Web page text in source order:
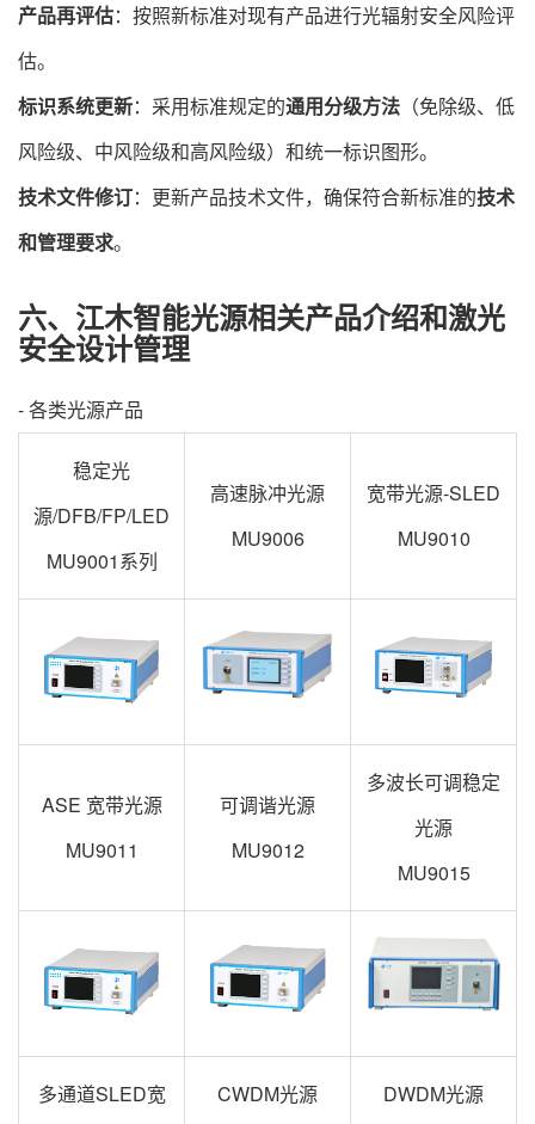
产品再评估​：按照新标准对现有产品进行光辐射安全风险评
估。
标识系统更新​：采用标准规定的通用分级方法 ​（免除级、低
风险级、中风险级和高风险级）和统一标识图形。
技术文件修订​：更新产品技术文件，确保符合新标准的技术
和管理要求。
六、江木智能光源相关产品介绍和激光
安全设计管理
- 各类光源产品
稳定光
源/DFB/FP/LED
MU9001系列
高速脉冲光源
MU9006
宽带光源-SLED
MU9010
ASE 宽带光源
MU9011
可调谐光源
MU9012
多波长可调稳定
光源
MU9015
多通道SLED宽
CWDM光源
DWDM光源